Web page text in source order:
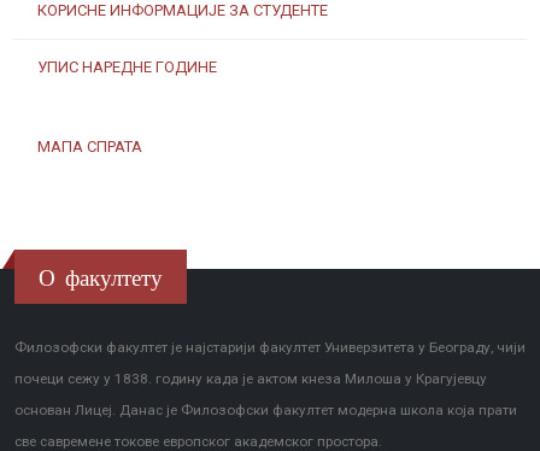
КОРИСНЕ ИНФОРМАЦИЈЕ ЗА СТУДЕНТЕ
УПИС НАРЕДНЕ ГОДИНЕ
МАПА СПРАТА
О факултету
Филозофски факултет је најстарији факултет Универзитета у Београду, чији
почеци сежу у 1838. годину када је актом кнеза Милоша у Крагујевцу
основан Лицеј. Данас је Филозофски факултет модерна школа која прати
све савремене токове европског академског простора.